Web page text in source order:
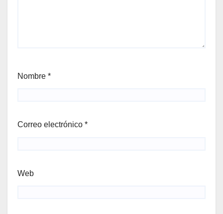
Nombre *
Correo electrónico *
Web